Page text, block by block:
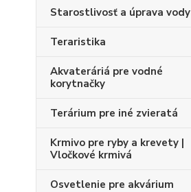
Starostlivosť a úprava vody
Teraristika
Akvateráriá pre vodné
korytnačky
Terárium pre iné zvieratá
Krmivo pre ryby a krevety |
Vločkové krmivá
Osvetlenie pre akvárium